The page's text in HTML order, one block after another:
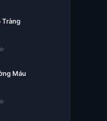
Tràng
Máu